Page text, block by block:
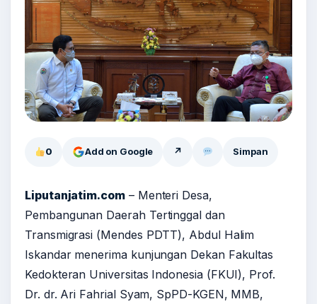
0 Add on Google ↗ Simpan
Liputanjatim.com– Menteri Desa,
Pembangunan Daerah Tertinggal dan
Transmigrasi (Mendes PDTT), Abdul Halim
Iskandar menerima kunjungan Dekan Fakultas
Kedokteran Universitas Indonesia (FKUI), Prof.
Dr. dr. Ari Fahrial Syam, SpPD-KGEN, MMB,